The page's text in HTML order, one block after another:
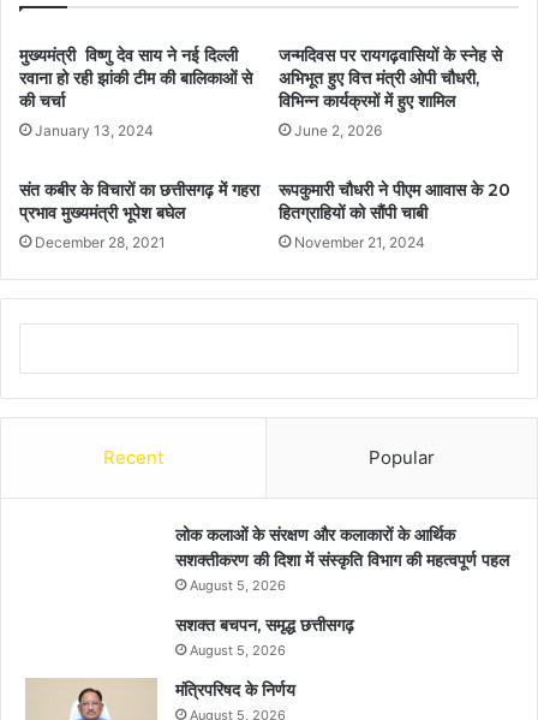
मुख्यमंत्री विष्णु देव साय ने नई दिल्ली
रवाना हो रही झांकी टीम की बालिकाओं से
की चर्चा
January 13, 2024
जन्मदिवस पर रायगढ़वासियों के स्नेह से
अभिभूत हुए वित्त मंत्री ओपी चौधरी,
विभिन्न कार्यक्रमों में हुए शामिल
June 2, 2026
संत कबीर के विचारों का छत्तीसगढ़ में गहरा
प्रभाव मुख्यमंत्री भूपेश बघेल
December 28, 2021
रूपकुमारी चौधरी ने पीएम आावास के 20
हितग्राहियों को सौंपी चाबी
November 21, 2024
Recent Popular
लोक कलाओं के संरक्षण और कलाकारों के आर्थिक
सशक्तीकरण की दिशा में संस्कृति विभाग की महत्वपूर्ण पहल
August 5, 2026
सशक्त बचपन, समृद्ध छत्तीसगढ़
August 5, 2026
मंत्रिपरिषद के निर्णय
August 5, 2026